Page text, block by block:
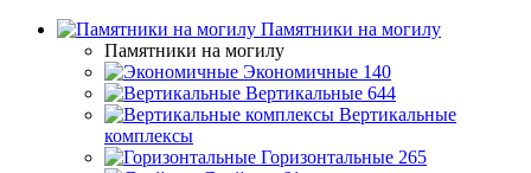
Памятники на могилу
Памятники на могилу
Экономичные 140
Вертикальные 644
Вертикальные
комплексы
Горизонтальные 265